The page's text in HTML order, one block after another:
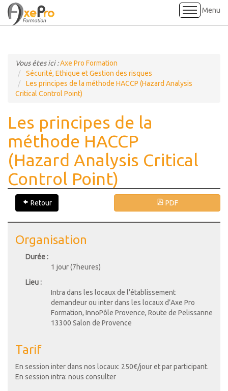
Menu
Formations
Informations pratiques
Visite virtuelle des locaux
Contact
Vous êtes ici :Axe Pro Formation
Sécurité, Ethique et Gestion des risques
Les principes de la méthode HACCP (Hazard Analysis
Critical Control Point)
Les principes de la
méthode HACCP
(Hazard Analysis Critical
Control Point)
Retour PDF
Organisation
Durée :
1 jour (7heures)
Lieu :
Intra dans les locaux de l’établissement
demandeur ou inter dans les locaux d’Axe Pro
Formation, InnoPôle Provence, Route de Pelissanne
13300 Salon de Provence
Tarif
En session inter dans nos locaux: 250€/jour et par participant.
En session intra: nous consulter